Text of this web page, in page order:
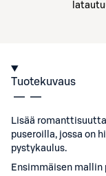
Tuotekuvaus
Lisää
puseroilla, jossa on
pystykaulus.
Ensimmäisen mallin